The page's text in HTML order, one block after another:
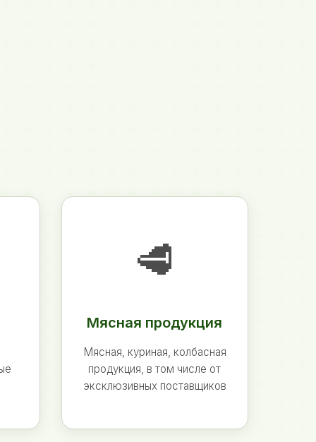
🥩
Мясная продукция
Мясная, куриная, колбасная
продукция, в том числе от
эксклюзивных поставщиков